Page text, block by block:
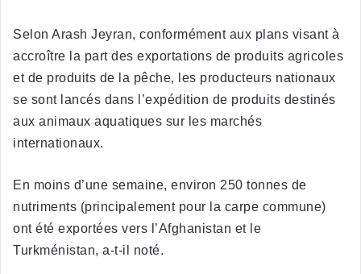
Selon Arash Jeyran, conformément aux plans visant à
accroître la part des exportations de produits agricoles
et de produits de la pêche, les producteurs nationaux
se sont lancés dans l’expédition de produits destinés
aux animaux aquatiques sur les marchés
internationaux.
En moins d’une semaine, environ 250 tonnes de
nutriments (principalement pour la carpe commune)
ont été exportées vers l’Afghanistan et le
Turkménistan, a-t-il noté.